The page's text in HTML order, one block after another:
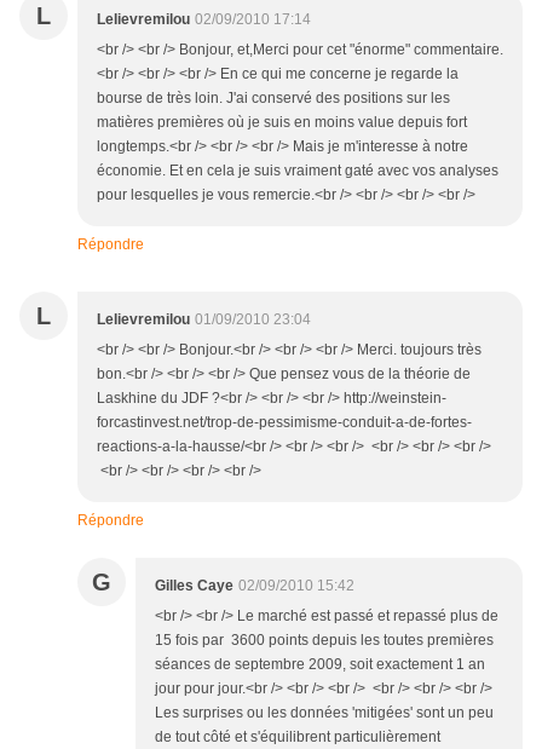
L Lelievremilou 02/09/2010 17:14
<br /> <br /> Bonjour, et,Merci pour cet "énorme" commentaire.
<br /> <br /> <br /> En ce qui me concerne je regarde la
bourse de très loin. J'ai conservé des positions sur les
matières premières où je suis en moins value depuis fort
longtemps.<br /> <br /> <br /> Mais je m'interesse à notre
économie. Et en cela je suis vraiment gaté avec vos analyses
pour lesquelles je vous remercie.<br /> <br /> <br /> <br />
Répondre
L Lelievremilou 01/09/2010 23:04
<br /> <br /> Bonjour.<br /> <br /> <br /> Merci. toujours très
bon.<br /> <br /> <br /> Que pensez vous de la théorie de
Laskhine du JDF ?<br /> <br /> <br /> http://weinstein-
forcastinvest.net/trop-de-pessimisme-conduit-a-de-fortes-
reactions-a-la-hausse/<br /> <br /> <br /> <br /> <br /> <br />
<br /> <br /> <br /> <br />
Répondre
G Gilles Caye 02/09/2010 15:42
<br /> <br /> Le marché est passé et repassé plus de
15 fois par 3600 points depuis les toutes premières
séances de septembre 2009, soit exactement 1 an
jour pour jour.<br /> <br /> <br /> <br /> <br /> <br />
Les surprises ou les données 'mitigées' sont un peu
de tout côté et s'équilibrent particulièrement